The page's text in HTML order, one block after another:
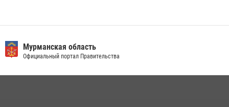
В Мурманске состоялся региональный забег «Динамо бежит 2026»
28 июля 2026, 08:02 4
Мурманская область
Официальный портал Правительства